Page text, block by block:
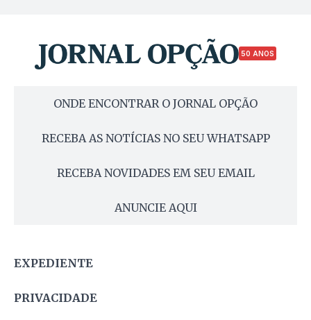
50 ANOS
ONDE ENCONTRAR O JORNAL OPÇÃO
RECEBA AS NOTÍCIAS NO SEU WHATSAPP
RECEBA NOVIDADES EM SEU EMAIL
ANUNCIE AQUI
EXPEDIENTE
PRIVACIDADE